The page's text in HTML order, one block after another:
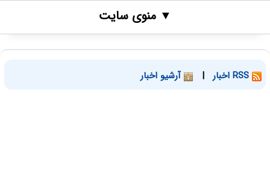
▼ منوی سایت
| آرشیو اخبار